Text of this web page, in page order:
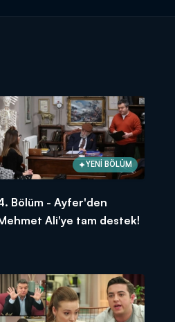
YENİ BÖLÜM
Bölüm - Ayfer'den
Ali'ye tam destek!